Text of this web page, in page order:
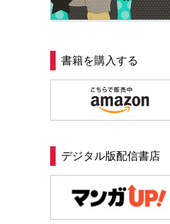
書籍を購入する
デジタル版配信書店